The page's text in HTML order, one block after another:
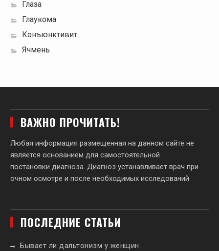
Глаза
Глаукома
Конъюнктивит
Ячмень
ВАЖНО ПРОЧИТАТЬ!
Любая информация размещенная на данном сайте не
является основанием для самостоятельной
постановки диагноза. Диагноз устанавливает врач при
очном осмотре и после необходимых исследований
ПОСЛЕДНИЕ СТАТЬИ
Бывает ли дальтонизм у женщин